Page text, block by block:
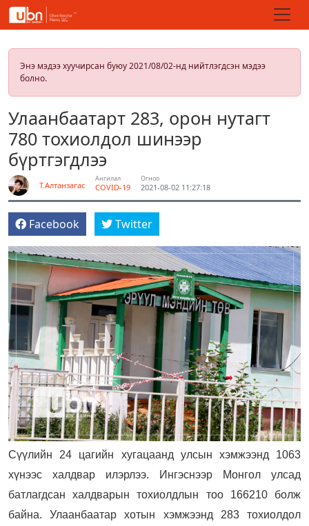
Энэ мэдээ хуучирсан буюу 2021/08/02-нд нийтлэгдсэн мэдээ
болно.
Улаанбаатарт 283, орон нутагт
780 тохиолдол шинээр
бүртгэгдлээ
Т.Алтанзагас
Ангилал
COVID-19
Огноо
2021-08-02 11:27:18
Facebook Twitter
Сүүлийн 24 цагийн хугацаанд улсын хэмжээнд 1063
хүнээс халдвар илэрлээ. Ингэснээр Монгол улсад
батлагдсан халдварын тохиолдлын тоо 166210 болж
байна. Улаанбаатар хотын хэмжээнд 283 тохиолдол